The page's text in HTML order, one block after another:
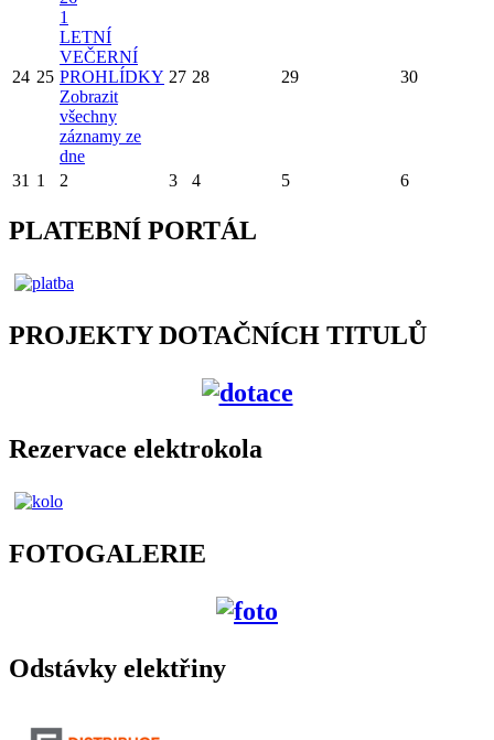
24 25
1
LETNÍ
VEČERNÍ
PROHLÍDKY
Zobrazit
všechny
záznamy ze
dne
27 28 29 30
31 1 2 3 4 5 6
PLATEBNÍ PORTÁL
PROJEKTY DOTAČNÍCH TITULŮ
Rezervace elektrokola
FOTOGALERIE
Odstávky elektřiny